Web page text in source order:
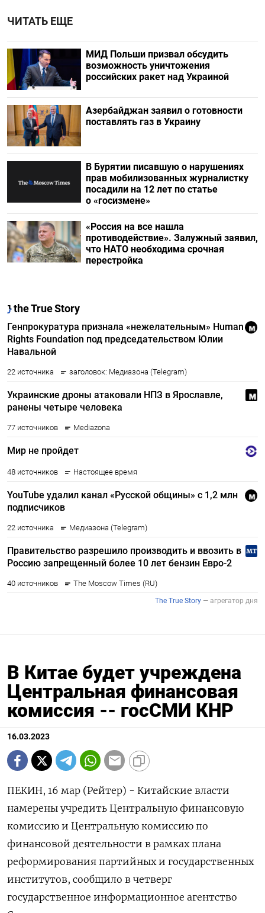
ЧИТАТЬ ЕЩЕ
МИД Польши призвал обсудить
возможность уничтожения
российских ракет над Украиной
Азербайджан заявил о готовности
поставлять газ в Украину
В Бурятии писавшую о нарушениях
прав мобилизованных журналистку
посадили на 12 лет по статье
о «госизмене»
«Россия на все нашла
противодействие». Залужный заявил,
что НАТО необходима срочная
перестройка
В Китае будет учреждена
Центральная финансовая
комиссия -- госСМИ КНР
16.03.2023
ПЕКИН, 16 мар (Рейтер) - Китайские власти
намерены учредить Центральную финансовую
комиссию и Центральную комиссию по
финансовой деятельности в рамках плана
реформирования партийных и государственных
институтов, сообщило в четверг
государственное информационное агентство